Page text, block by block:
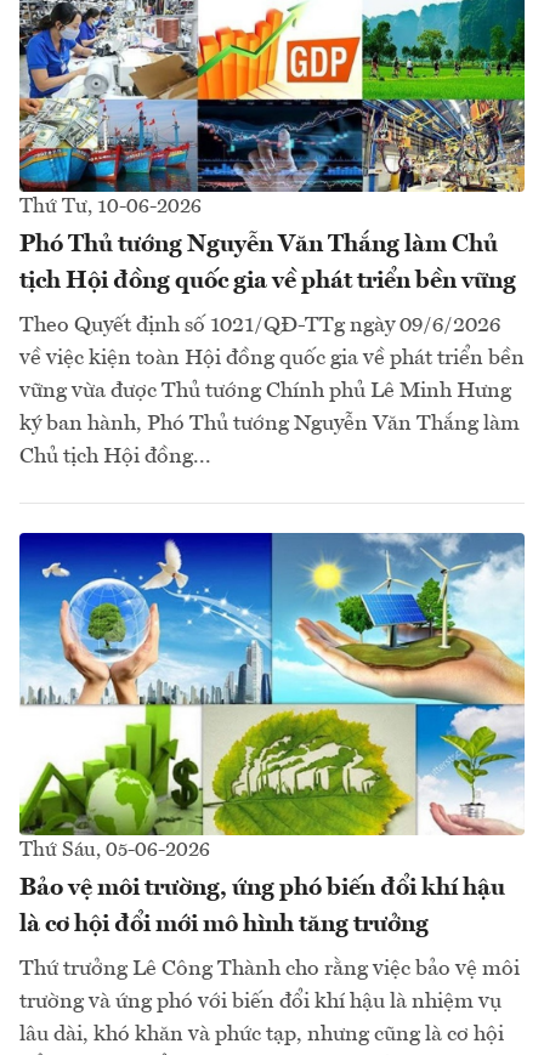
Thứ Tư, 10-06-2026
Phó Thủ tướng Nguyễn Văn Thắng làm Chủ
tịch Hội đồng quốc gia về phát triển bền vững
Theo Quyết định số 1021/QĐ-TTg ngày 09/6/2026
về việc kiện toàn Hội đồng quốc gia về phát triển bền
vững vừa được Thủ tướng Chính phủ Lê Minh Hưng
ký ban hành, Phó Thủ tướng Nguyễn Văn Thắng làm
Chủ tịch Hội đồng...
Thứ Sáu, 05-06-2026
Bảo vệ môi trường, ứng phó biến đổi khí hậu
là cơ hội đổi mới mô hình tăng trưởng
Thứ trưởng Lê Công Thành cho rằng việc bảo vệ môi
trường và ứng phó với biến đổi khí hậu là nhiệm vụ
lâu dài, khó khăn và phức tạp, nhưng cũng là cơ hội